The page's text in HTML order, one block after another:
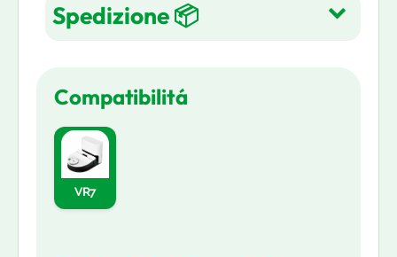
Reso gratuito entro 14 giorni
Spedizione 📦
ordini in 3-5 giorni lavorativi
Compatibilitá
VR7